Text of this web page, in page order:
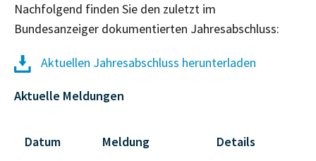
Nachfolgend finden Sie den zuletzt im
Bundesanzeiger dokumentierten Jahresabschluss:
Aktuellen Jahresabschluss herunterladen
Aktuelle Meldungen
Datum Meldung Details